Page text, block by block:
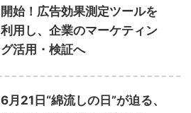
開始！広告効果測定ツールを
利用し、企業のマーケティン
グ活用・検証へ
6月21日“綿流しの日”が迫る、